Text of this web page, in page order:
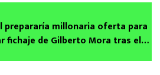
prepararía millonaria oferta para
fichaje de Gilberto Mora tras el